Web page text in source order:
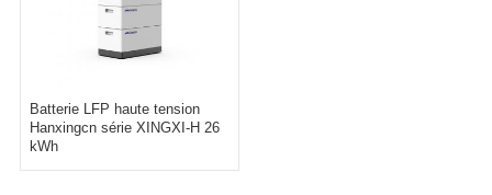
Batterie LFP haute tension
Hanxingcn série XINGXI-H 26
kWh